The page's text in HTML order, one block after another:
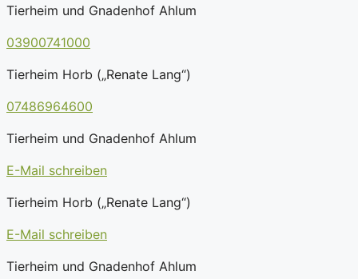
Tierheim und Gnadenhof Ahlum
03900741000
Tierheim Horb („Renate Lang“)
07486964600
Tierheim und Gnadenhof Ahlum
E-Mail schreiben
Tierheim Horb („Renate Lang“)
E-Mail schreiben
Tierheim und Gnadenhof Ahlum